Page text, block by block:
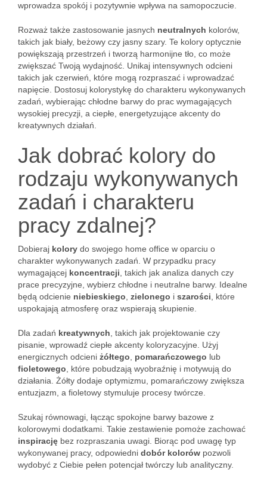
wprowadza spokój i pozytywnie wpływa na samopoczucie.
Rozważ także zastosowanie jasnych neutralnych kolorów,
takich jak biały, beżowy czy jasny szary. Te kolory optycznie
powiększają przestrzeń i tworzą harmonijne tło, co może
zwiększać Twoją wydajność. Unikaj intensywnych odcieni
takich jak czerwień, które mogą rozpraszać i wprowadzać
napięcie. Dostosuj kolorystykę do charakteru wykonywanych
zadań, wybierając chłodne barwy do prac wymagających
wysokiej precyzji, a ciepłe, energetyzujące akcenty do
kreatywnych działań.
Jak dobrać kolory do
rodzaju wykonywanych
zadań i charakteru
pracy zdalnej?
Dobieraj kolory do swojego home office w oparciu o
charakter wykonywanych zadań. W przypadku pracy
wymagającej koncentracji , takich jak analiza danych czy
prace precyzyjne, wybierz chłodne i neutralne barwy. Idealne
będą odcienie niebieskiego zielonego i szarości , które
uspokajają atmosferę oraz wspierają skupienie.
Dla zadań kreatywnych , takich jak projektowanie czy
pisanie, wprowadź ciepłe akcenty koloryzacyjne. Użyj
energicznych odcieni żółtego pomarańczowego lub
fioletowego , które pobudzają wyobraźnię i motywują do
działania. Żółty dodaje optymizmu, pomarańczowy zwiększa
entuzjazm, a fioletowy stymuluje procesy twórcze.
Szukaj równowagi, łącząc spokojne barwy bazowe z
kolorowymi dodatkami. Takie zestawienie pomoże zachować
inspirację bez rozpraszania uwagi. Biorąc pod uwagę typ
wykonywanej pracy, odpowiedni dobór kolorów pozwoli
wydobyć z Ciebie pełen potencjał twórczy lub analityczny.